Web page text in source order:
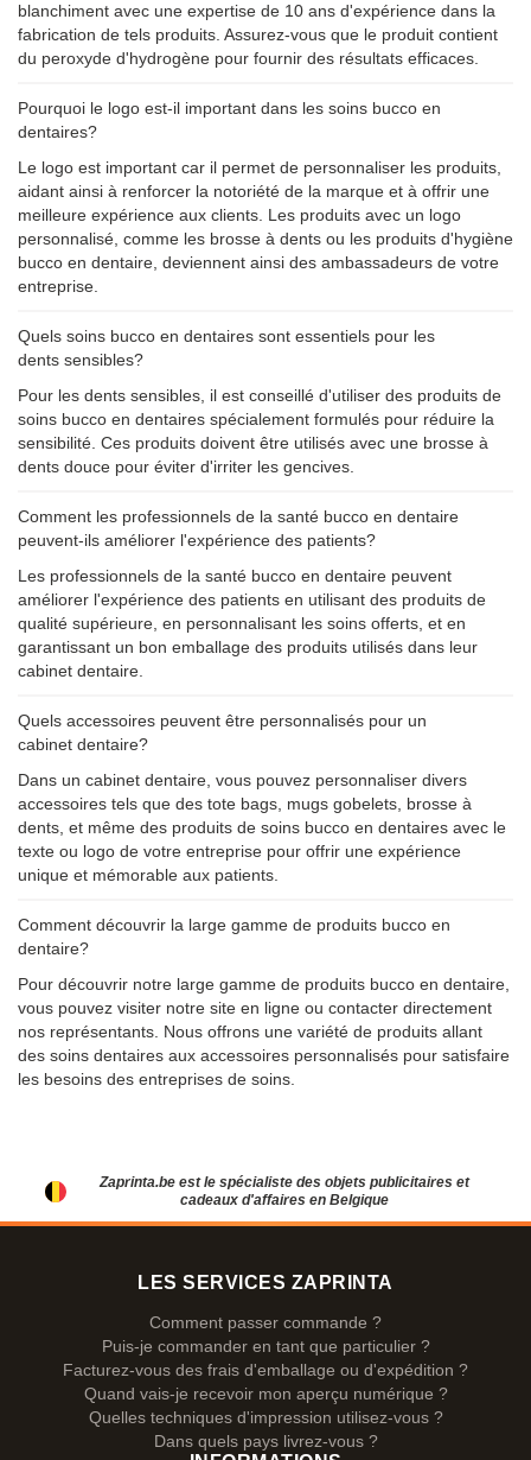
blanchiment avec une expertise de 10 ans d'expérience dans la
fabrication de tels produits. Assurez-vous que le produit contient
du peroxyde d'hydrogène pour fournir des résultats efficaces.
Pourquoi le logo est-il important dans les soins bucco en
dentaires?
Le logo est important car il permet de personnaliser les produits,
aidant ainsi à renforcer la notoriété de la marque et à offrir une
meilleure expérience aux clients. Les produits avec un logo
personnalisé, comme les brosse à dents ou les produits d'hygiène
bucco en dentaire, deviennent ainsi des ambassadeurs de votre
entreprise.
Quels soins bucco en dentaires sont essentiels pour les
dents sensibles?
Pour les dents sensibles, il est conseillé d'utiliser des produits de
soins bucco en dentaires spécialement formulés pour réduire la
sensibilité. Ces produits doivent être utilisés avec une brosse à
dents douce pour éviter d'irriter les gencives.
Comment les professionnels de la santé bucco en dentaire
peuvent-ils améliorer l'expérience des patients?
Les professionnels de la santé bucco en dentaire peuvent
améliorer l'expérience des patients en utilisant des produits de
qualité supérieure, en personnalisant les soins offerts, et en
garantissant un bon emballage des produits utilisés dans leur
cabinet dentaire.
Quels accessoires peuvent être personnalisés pour un
cabinet dentaire?
Dans un cabinet dentaire, vous pouvez personnaliser divers
accessoires tels que des tote bags, mugs gobelets, brosse à
dents, et même des produits de soins bucco en dentaires avec le
texte ou logo de votre entreprise pour offrir une expérience
unique et mémorable aux patients.
Comment découvrir la large gamme de produits bucco en
dentaire?
Pour découvrir notre large gamme de produits bucco en dentaire,
vous pouvez visiter notre site en ligne ou contacter directement
nos représentants. Nous offrons une variété de produits allant
des soins dentaires aux accessoires personnalisés pour satisfaire
les besoins des entreprises de soins.
Zaprinta.be est le spécialiste des objets publicitaires et
cadeaux d'affaires en Belgique
LES SERVICES ZAPRINTA
Comment passer commande ?
Puis-je commander en tant que particulier ?
Facturez-vous des frais d'emballage ou d'expédition ?
Quand vais-je recevoir mon aperçu numérique ?
Quelles techniques d'impression utilisez-vous ?
Dans quels pays livrez-vous ?